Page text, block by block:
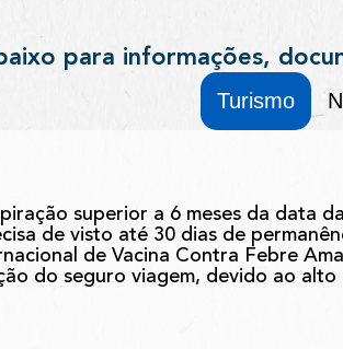
para informações,
Turismo
superior a 6 meses da data
de visto até 30 dias de
de Vacina Contra Febre
do seguro viagem, devido ao